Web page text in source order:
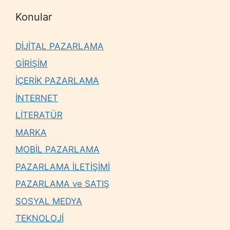
Konular
DİJİTAL PAZARLAMA
GİRİŞİM
İÇERİK PAZARLAMA
İNTERNET
LİTERATÜR
MARKA
MOBİL PAZARLAMA
PAZARLAMA İLETİŞİMİ
PAZARLAMA ve SATIŞ
SOSYAL MEDYA
TEKNOLOJİ